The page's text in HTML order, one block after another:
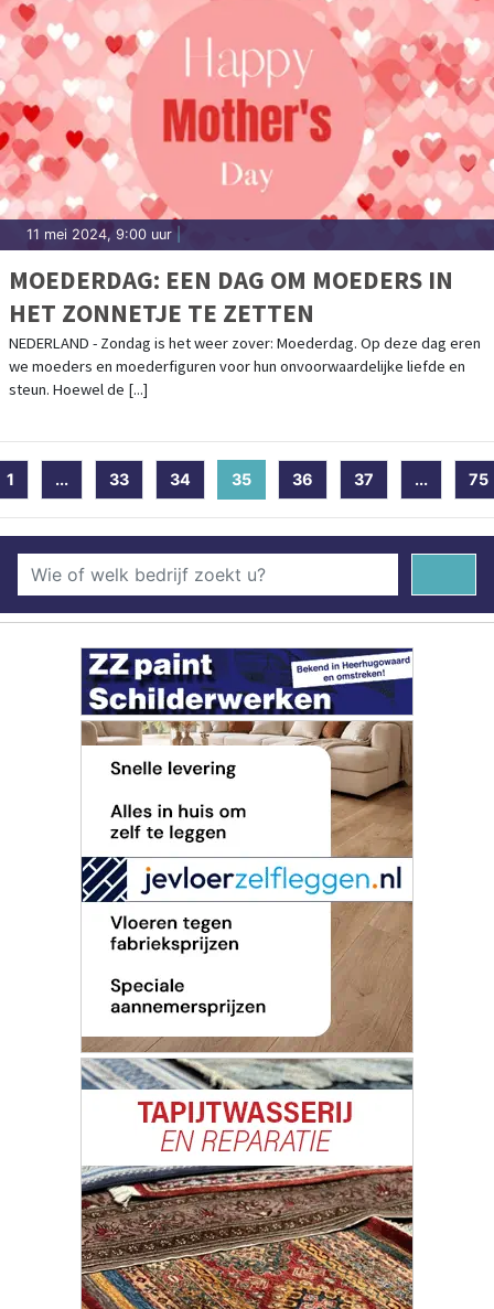
11 mei 2024, 9:00 uur
MOEDERDAG: EEN DAG OM MOEDERS IN
HET ZONNETJE TE ZETTEN
NEDERLAND - Zondag is het weer zover: Moederdag. Op deze dag eren
we moeders en moederfiguren voor hun onvoorwaardelijke liefde en
steun. Hoewel de [...]
1 ... 33 34 35(current)
36 37 ... 75